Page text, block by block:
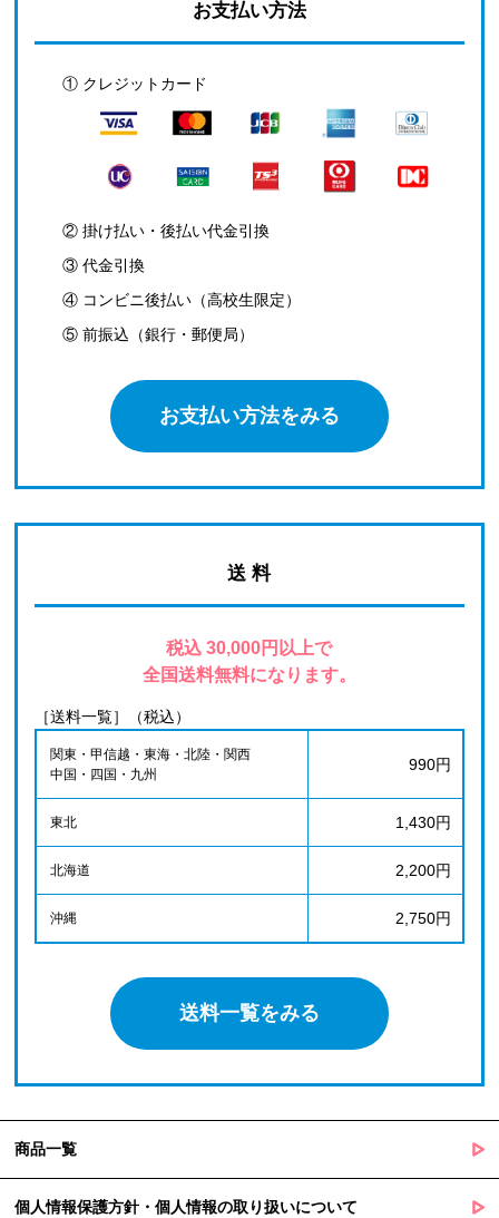
お支払い方法
① クレジットカード
② 掛け払い・後払い代金引換
③ 代金引換
④ コンビニ後払い（高校生限定）
⑤ 前振込（銀行・郵便局）
お支払い方法をみる
送 料
税込 30,000円以上で
全国送料無料になります。
［送料一覧］（税込）
関東・甲信越・東海・北陸・関西
中国・四国・九州
990円
東北 1,430円
北海道 2,200円
沖縄 2,750円
送料一覧をみる
商品一覧
個人情報保護方針・個人情報の取り扱いについて